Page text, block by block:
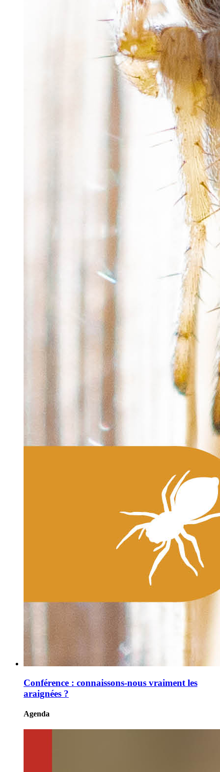
Conférence : connaissons-nous vraiment les
araignées ?
Agenda